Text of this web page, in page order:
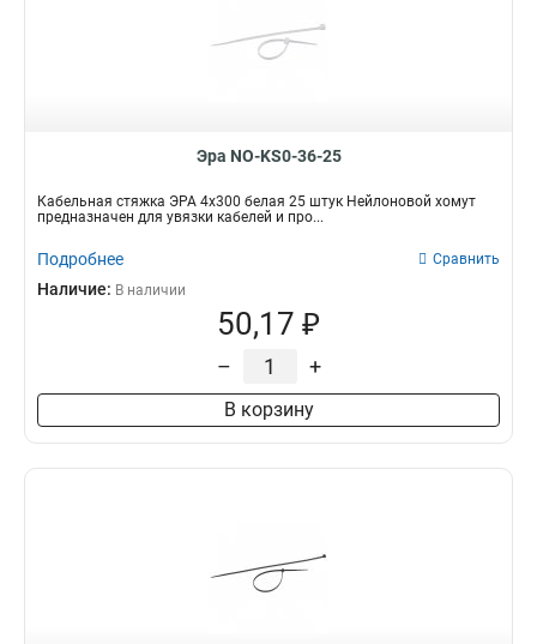
Эра NO-KS0-36-25
Кабельная стяжка ЭРА 4x300 белая 25 штук Нейлоновой хомут
предназначен для увязки кабелей и про...
Подробнее Сравнить
Наличие: В наличии
50,17 ₽
– +
В корзину